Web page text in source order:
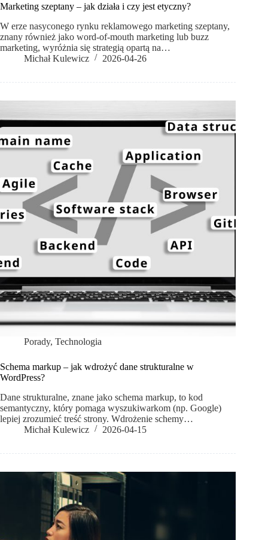
Marketing szeptany – jak działa i czy jest etyczny?
W erze nasyconego rynku reklamowego marketing szeptany,
znany również jako word-of-mouth marketing lub buzz
marketing, wyróżnia się strategią opartą na…
Michał Kulewicz
2026-04-26
Porady, Technologia
Schema markup – jak wdrożyć dane strukturalne w
WordPress?
Dane strukturalne, znane jako schema markup, to kod
semantyczny, który pomaga wyszukiwarkom (np. Google)
lepiej zrozumieć treść strony. Wdrożenie schemy…
Michał Kulewicz
2026-04-15